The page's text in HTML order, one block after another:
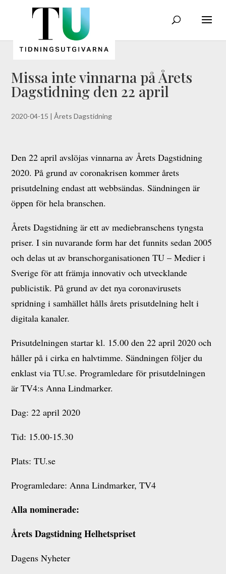
Missa inte vinnarna på Årets
Dagstidning den 22 april
2020-04-15 |Årets Dagstidning
Den 22 april avslöjas vinnarna av Årets Dagstidning
2020. På grund av coronakrisen kommer årets
prisutdelning endast att webbsändas. Sändningen är
öppen för hela branschen.
Årets Dagstidning är ett av mediebranschens tyngsta
priser. I sin nuvarande form har det funnits sedan 2005
och delas ut av branschorganisationen TU – Medier i
Sverige för att främja innovativ och utvecklande
publicistik. På grund av det nya coronavirusets
spridning i samhället hålls årets prisutdelning helt i
digitala kanaler.
Prisutdelningen startar kl. 15.00 den 22 april 2020 och
håller på i cirka en halvtimme. Sändningen följer du
enklast via TU.se. Programledare för prisutdelningen
är TV4:s Anna Lindmarker.
Dag: 22 april 2020
Tid: 15.00-15.30
Plats: TU.se
Programledare: Anna Lindmarker, TV4
Alla nominerade:
Årets Dagstidning Helhetspriset
Dagens Nyheter